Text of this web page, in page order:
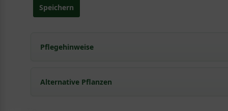
Speichern
Pflegehinweise
Pflanz- und Pflegetipps Magnolia 'Daphne' /
Alternative Pflanzen